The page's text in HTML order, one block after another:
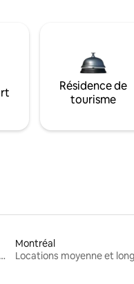
Résidence de
tourisme
Locations moyenne et longue durée
Montréal